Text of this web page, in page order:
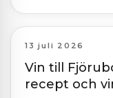
13 juli 2026
Vin till
recept och